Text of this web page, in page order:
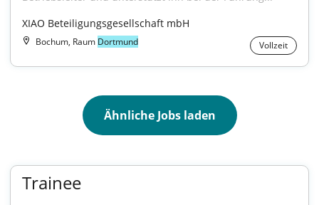
XIAO Beteiligungsgesellschaft mbH
Bochum, Raum Dortmund Vollzeit
Ähnliche Jobs laden
Trainee